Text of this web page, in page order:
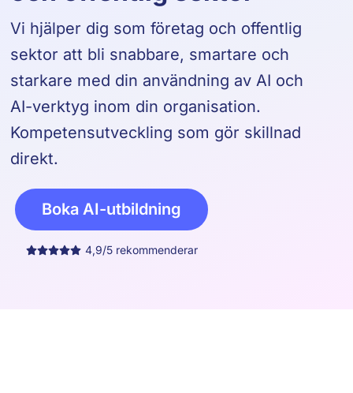
Vi hjälper dig som företag och offentlig
sektor att bli snabbare, smartare och
starkare med din användning av AI och
AI-verktyg inom din organisation.
Kompetensutveckling som gör skillnad
direkt.
Boka AI-utbildning
4,9/5 rekommenderar